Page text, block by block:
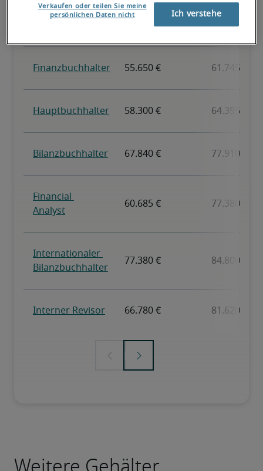
Verkaufen oder teilen Sie meine
persönlichen Daten nicht
Ich verstehe